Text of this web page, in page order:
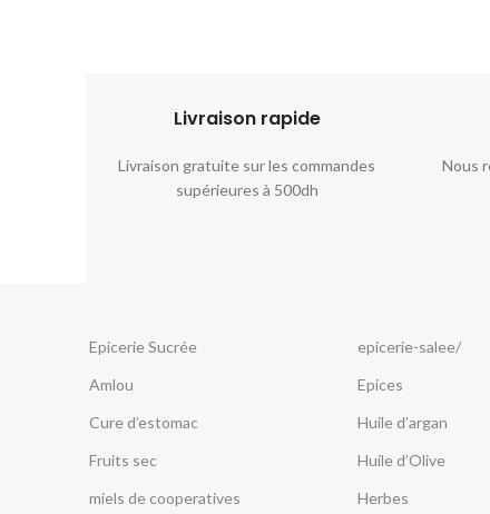
Livraison rapide​​
Livraison gratuite sur les commandes
supérieures à 500dh
Nous
Epicerie Sucrée
Amlou
Cure d’estomac
Fruits sec
miels de cooperatives
epicerie-salee/
Epices
Huile d’argan
Huile d’Olive
Herbes